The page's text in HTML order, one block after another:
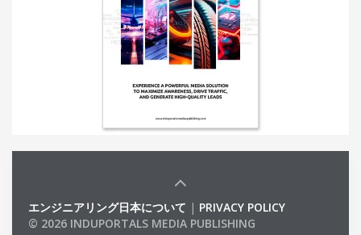
エンジニアリング日本について | PRIVACY POLICY
© 2026 INDUPORTALS MEDIA PUBLISHING